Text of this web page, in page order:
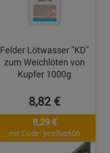
Felder Lötwasser "KD"
zum Weichlöten von
Kupfer 1000g
8,82 €
8,29 €
mit Code: yos0uq60fr